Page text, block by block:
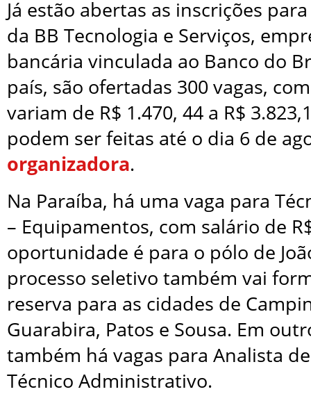
Já estão abertas as inscrições
da BB Tecnologia e Serviços,
bancária vinculada ao Banco do
país, são ofertadas 300 vagas,
variam de R$ 1.470, 44 a R$
podem ser feitas até o dia 6 de
organizadora.
Na Paraíba, há uma vaga para
– Equipamentos, com salário de
oportunidade é para o pólo de
processo seletivo também vai
reserva para as cidades de
Guarabira, Patos e Sousa. Em
também há vagas para Analista
Técnico Administrativo.